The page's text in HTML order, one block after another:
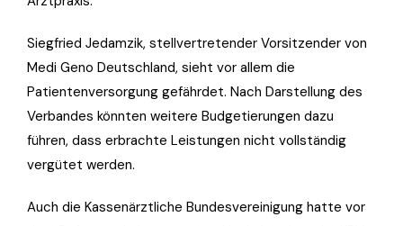
Siegfried Jedamzik, stellvertretender Vorsitzender von
Medi Geno Deutschland, sieht vor allem die
Patientenversorgung gefährdet. Nach Darstellung des
Verbandes könnten weitere Budgetierungen dazu
führen, dass erbrachte Leistungen nicht vollständig
vergütet werden.
Auch die Kassenärztliche Bundesvereinigung hatte vor